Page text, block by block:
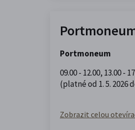
Portmoneum
09.00 - 12.00, 13.00 -
(platné od 1. 5. 2026
Zobrazit celou